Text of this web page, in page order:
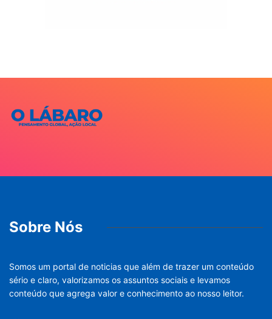
Sobre Nós
Somos um portal de noticias que além de trazer um conteúdo
sério e claro, valorizamos os assuntos sociais e levamos
conteúdo que agrega valor e conhecimento ao nosso leitor.